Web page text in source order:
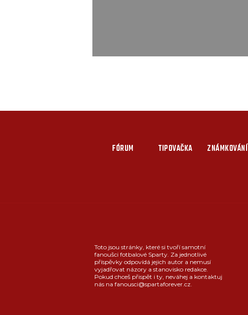
FÓRUM TIPOVAČKA ZNÁMKOVÁNÍ
Toto jsou stránky, které si tvoří samotní
fanoušci fotbalové Sparty. Za jednotlivé
příspěvky odpovídá jejich autor a nemusí
vyjadřovat názory a stanovisko redakce.
Pokud chceš přispět i ty, neváhej a kontaktuj
nás na fanousci@spartaforever.cz.